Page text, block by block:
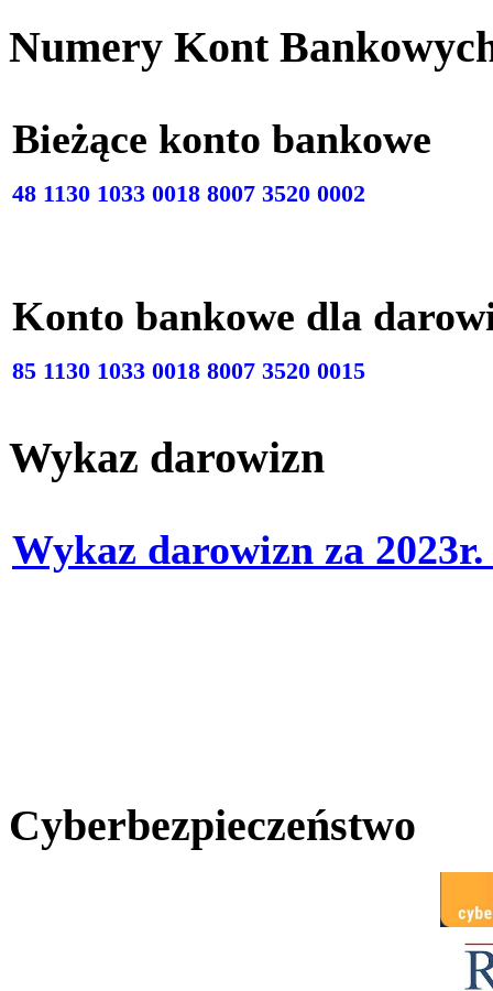
Numery Kont
Bieżące konto
48 1130 1033 0018 8007 3520 0002
Konto bankowe dla
85 1130 1033 0018 8007 3520 0015
Wykaz darowizn
Wykaz darowizn za
Cyberbezpieczeństwo